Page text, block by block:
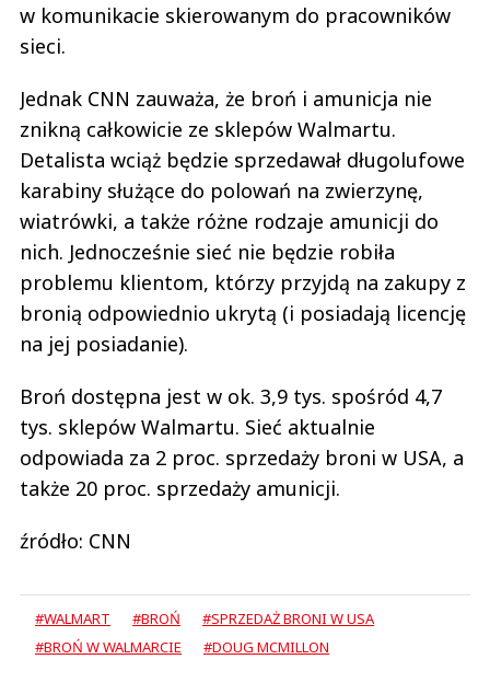
w komunikacie skierowanym do pracowników
sieci.
Jednak CNN zauważa, że broń i amunicja nie
znikną całkowicie ze sklepów Walmartu.
Detalista wciąż będzie sprzedawał długolufowe
karabiny służące do polowań na zwierzynę,
wiatrówki, a także różne rodzaje amunicji do
nich. Jednocześnie sieć nie będzie robiła
problemu klientom, którzy przyjdą na zakupy z
bronią odpowiednio ukrytą (i posiadają licencję
na jej posiadanie).
Broń dostępna jest w ok. 3,9 tys. spośród 4,7
tys. sklepów Walmartu. Sieć aktualnie
odpowiada za 2 proc. sprzedaży broni w USA, a
także 20 proc. sprzedaży amunicji.
źródło: CNN
#WALMART #BROŃ
#SPRZEDAŻ BRONI W USA
#BROŃ W WALMARCIE
#DOUG MCMILLON